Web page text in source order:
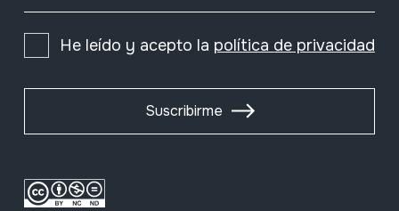
He leído y acepto la política de privacidad
Suscribirme